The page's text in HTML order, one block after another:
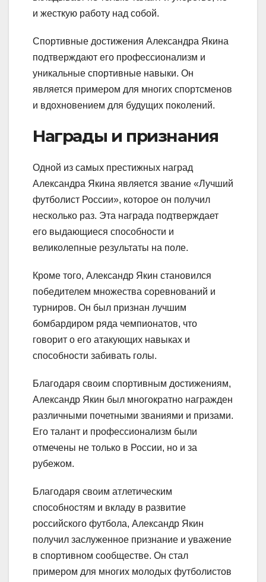
и жесткую работу над собой.
Спортивные достижения Александра Якина
подтверждают его профессионализм и
уникальные спортивные навыки. Он
является примером для многих спортсменов
и вдохновением для будущих поколений.
Награды и признания
Одной из самых престижных наград
Александра Якина является звание «Лучший
футболист России», которое он получил
несколько раз. Эта награда подтверждает
его выдающиеся способности и
великолепные результаты на поле.
Кроме того, Александр Якин становился
победителем множества соревнований и
турниров. Он был признан лучшим
бомбардиром ряда чемпионатов, что
говорит о его атакующих навыках и
способности забивать голы.
Благодаря своим спортивным достижениям,
Александр Якин был многократно награжден
различными почетными званиями и призами.
Его талант и профессионализм были
отмечены не только в России, но и за
рубежом.
Благодаря своим атлетическим
способностям и вкладу в развитие
российского футбола, Александр Якин
получил заслуженное признание и уважение
в спортивном сообществе. Он стал
примером для многих молодых футболистов